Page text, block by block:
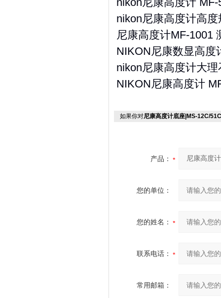
nikon尼康高度计高
尼康高度计MF-1001
NIKON尼康数显高度
nikon尼康高度计大
NIKON尼康高度计
如果你对尼康高度计底座|MS-12C/
产品：
您的单位：
您的姓名：
联系电话：
常用邮箱：